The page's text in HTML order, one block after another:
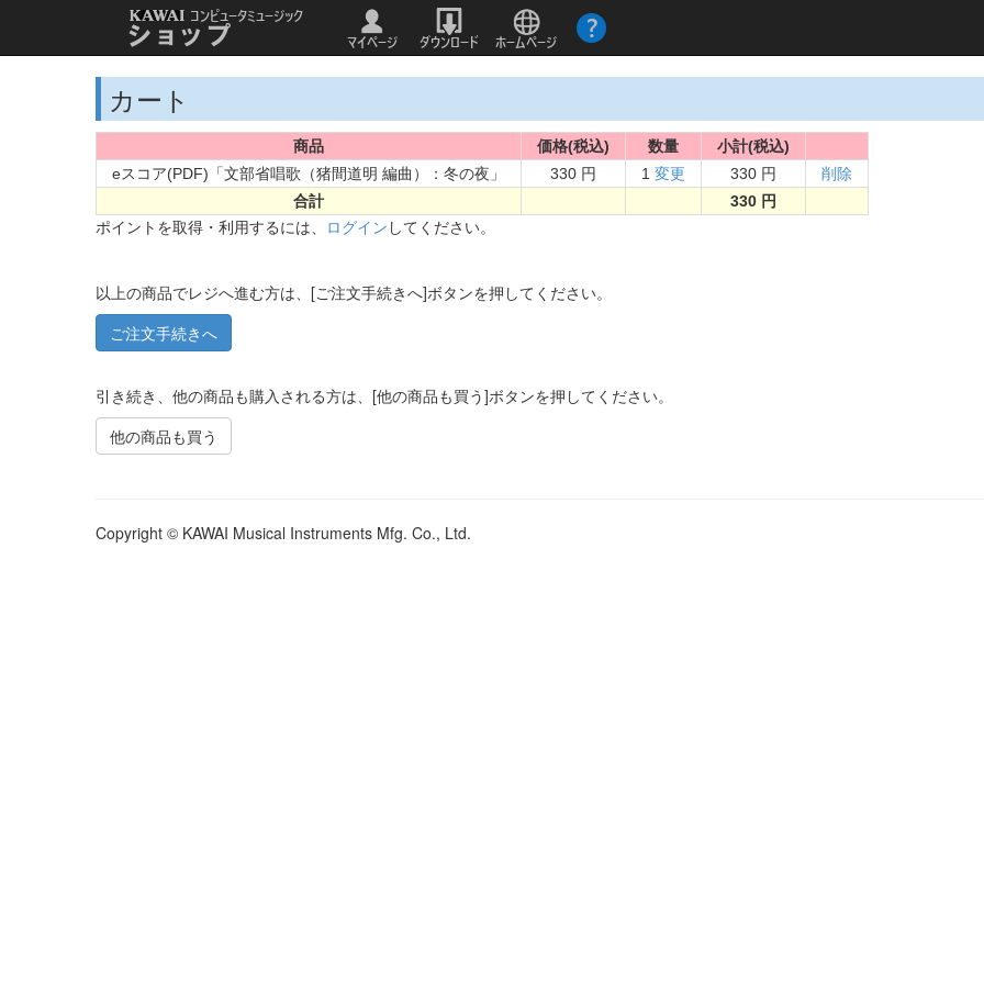
カート
商品 価格(税込) 数量
小計(税込)
eスコア(PDF)「文部省唱歌（猪間道明 編曲）：冬の夜」
330 円 1 変更 330 円
削除
合計
330 円
ポイントを取得・利用するには、 ログイン してください。
以上の商品でレジへ進む方は、[ご注文手続きへ]ボタンを押してください。
引き続き、他の商品も購入される方は、[他の商品も買う]ボタンを押してください。
他の商品も買う
Copyright © KAWAI Musical Instruments Mfg. Co., Ltd.